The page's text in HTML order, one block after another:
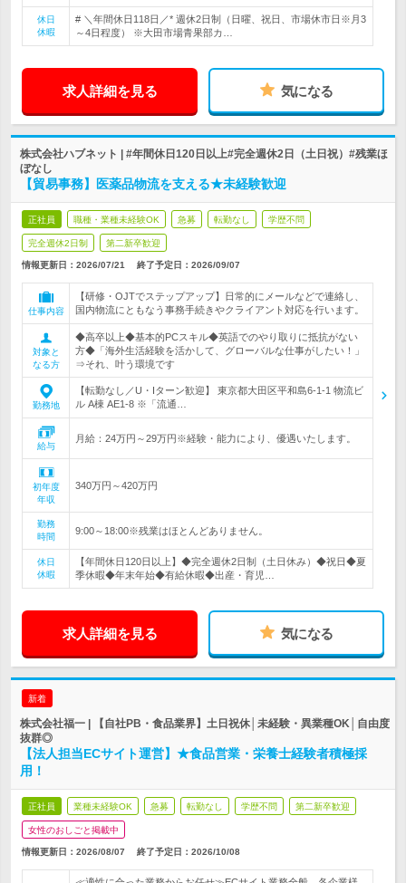
休日
休暇
# ＼年間休日118日／* 週休2日制（日曜、祝日、市場休市日※月3
～4日程度） ※大田市場青果部カ…
求人詳細を見る 気になる
株式会社ハブネット | #年間休日120日以上#完全週休2日（土日祝）#残業ほ
ぼなし
【貿易事務】医薬品物流を支える★未経験歓迎
正社員 職種・業種未経験OK 急募 転勤なし 学歴不問
完全週休2日制 第二新卒歓迎
情報更新日：2026/07/21 終了予定日： 2026/09/07
仕事内容
【研修・OJTでステップアップ】日常的にメールなどで連絡し、
国内物流にともなう事務手続きやクライアント対応を行います。
対象と
なる方
◆高卒以上◆基本的PCスキル◆英語でのやり取りに抵抗がない
方◆「海外生活経験を活かして、グローバルな仕事がしたい！」
⇒それ、叶う環境です
勤務地
【転勤なし／U・Iターン歓迎】 東京都大田区平和島6-1-1 物流ビ
ル A棟 AE1-8 ※「流通…
給与
月給：24万円～29万円※経験・能力により、優遇いたします。
初年度
年収
340万円～420万円
勤務
時間
9:00～18:00※残業はほとんどありません。
休日
休暇
【年間休日120日以上】◆完全週休2日制（土日休み）◆祝日◆夏
季休暇◆年末年始◆有給休暇◆出産・育児…
求人詳細を見る 気になる
新着
株式会社福一 | 【自社PB・食品業界】土日祝休│未経験・異業種OK│自由度
抜群◎
【法人担当ECサイト運営】★食品営業・栄養士経験者積極採
用！
正社員 業種未経験OK 急募 転勤なし 学歴不問 第二新卒歓迎
女性のおしごと掲載中
情報更新日：2026/08/07 終了予定日： 2026/10/08